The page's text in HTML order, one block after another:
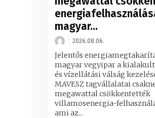
magyar...
2026.08.06.
Jelentős
magyar vegyipar a
és vízellátási válság
MAVESZ tagvállalatai
megawattal csökkentették
villamosenergia-
ami az...